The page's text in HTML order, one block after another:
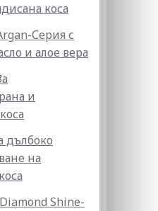
коса
Серия с
и алое вера
и
дълбоко
на
Shine-